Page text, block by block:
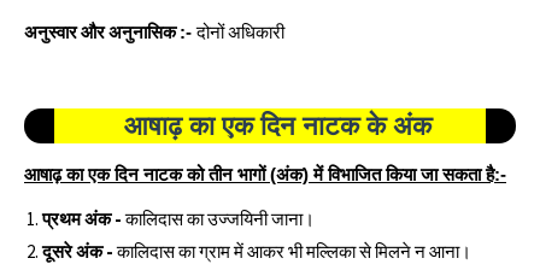
अनुस्वार और अनुनासिक:- दोनों अधिकारी
आषाढ़ का एक दिननाटक के अंक
आषाढ़ का एक दिननाटक को तीन भागों (अंक) में विभाजित किया जा सकता है:-
प्रथम अंक -कालिदास का उज्जयिनी जाना।
दूसरे अंक -कालिदास का ग्राम में आकर भी मल्लिका से मिलने न आना।